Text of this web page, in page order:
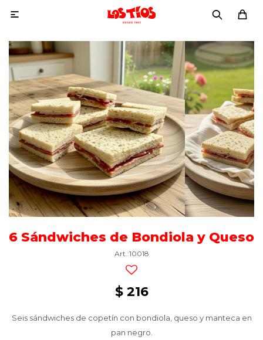

6 Sándwiches de Bondiola y Queso
10018
$ 216
Seis sándwiches de copetín con bondiola, queso y manteca en
pan negro.